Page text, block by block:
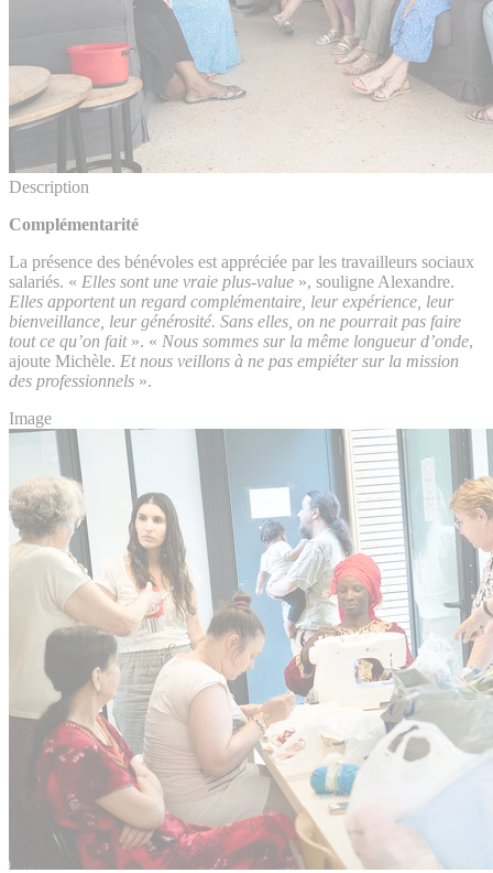
Description
Complémentarité
La présence des bénévoles est appréciée par les travailleurs sociaux
salariés. « Elles sont une vraie plus-value », souligne Alexandre.
Elles apportent un regard complémentaire, leur expérience, leur
bienveillance, leur générosité. Sans elles, on ne pourrait pas faire
tout ce qu’on fait ». « Nous sommes sur la même longueur d’onde,
ajoute Michèle. Et nous veillons à ne pas empiéter sur la mission
des professionnels ».
Image